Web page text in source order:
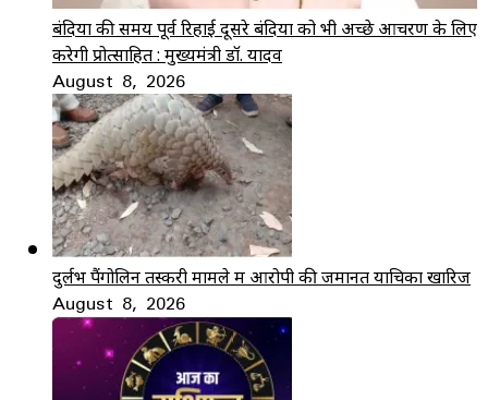
बंदियों की समय पूर्व रिहाई दूसरे बंदियों को भी अच्छे आचरण के लिए
करेगी प्रोत्साहित : मुख्यमंत्री डॉ. यादव
August 8, 2026
दुर्लभ पैंगोलिन तस्करी मामले में आरोपी की जमानत याचिका खारिज
August 8, 2026